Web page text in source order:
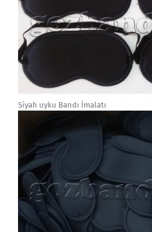
Siyah uyku Bandı İmalatı